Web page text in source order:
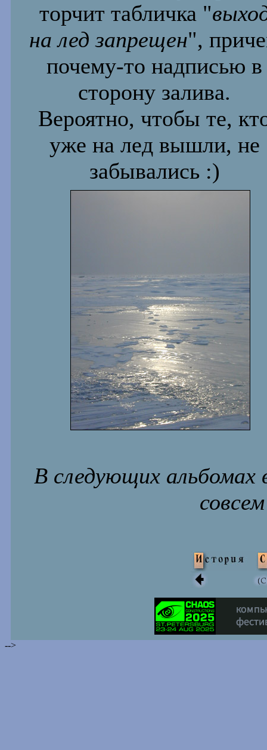
торчит табличка "
на лед запрещен",
почему-то надписью в
сторону залива.
Вероятно, чтобы те,
уже на лед вышли, не
забывались :)
В следующих альбомах
-->